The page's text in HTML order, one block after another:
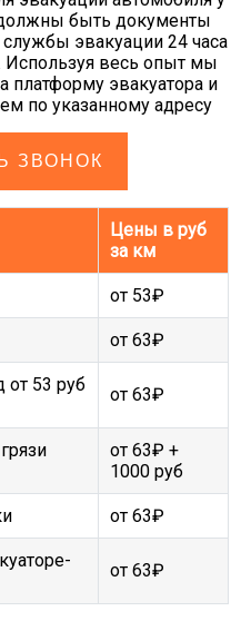
должны быть документы
эвакуации 24 часа
Используя весь опыт мы
платформу эвакуатора и
по указанному адресу
ЗВОНОК
Цены в руб
за км
от 53₽
от 63₽
от 53 руб
от 63₽
от 63₽ +
1000 руб
от 63₽
от 63₽